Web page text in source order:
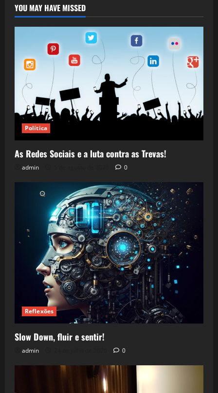
YOU MAY HAVE MISSED
Política
As Redes Sociais e a luta contra as Trevas!
admin 0
Reflexões
Slow Down, fluir e sentir!
admin 0